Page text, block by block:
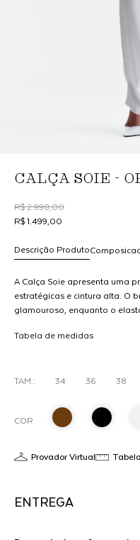
CALÇA SOIE -
R$ 2.998,00
R$ 1.499,00
Descrição Produto
A Calça Soie apresenta uma
estratégicas e cintura alta. O
glamouroso, enquanto o
minimalistas ou bodys
Tabela de medidas
TAM.: 34 36 38
COR
Provador Virtual
ENTREGA